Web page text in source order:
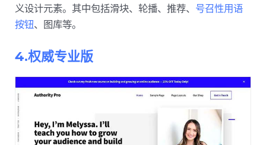
义设计元素。其中包括滑块、轮播、推荐、 号召性用语
按钮、图库等。
4.权威专业版